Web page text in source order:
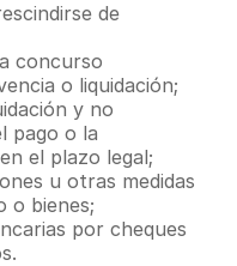
de
concurso
o liquidación;
y no
pago o la
el plazo legal;
u otras medidas
o bienes;
por cheques